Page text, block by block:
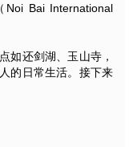
Bai International
如还剑湖、玉山寺，
的日常生活。接下来